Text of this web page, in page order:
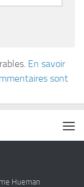
En savoir
sont
Hueman